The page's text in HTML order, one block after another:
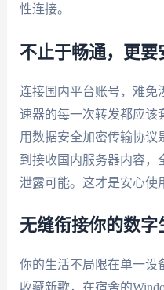
性连接。
不止于畅通，更要
连接国内平台账号，难免
速器的每一次转发都应该
用数据安全加密传输协议
到接收国内服务器内容，
泄露可能。这才是安心使
无缝衔接你的数字
你的生活不局限在单一设